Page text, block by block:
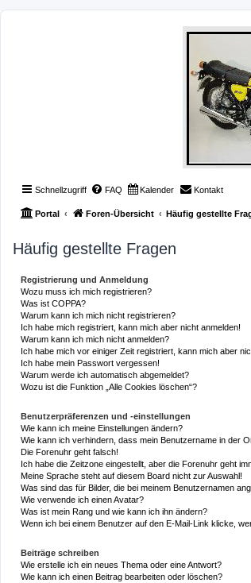
Schnellzugriff FAQ Kalender Kontakt
Portal Foren-Übersicht Häufig gestellte
Häufig gestellte Fragen
Registrierung und Anmeldung
Wozu muss ich mich registrieren?
Was ist COPPA?
Warum kann ich mich nicht registrieren?
Ich habe mich registriert, kann mich aber nicht anmelden!
Warum kann ich mich nicht anmelden?
Ich habe mich vor einiger Zeit registriert, kann mich aber
Ich habe mein Passwort vergessen!
Warum werde ich automatisch abgemeldet?
Wozu ist die Funktion „Alle Cookies löschen“?
Benutzerpräferenzen und -einstellungen
Wie kann ich meine Einstellungen ändern?
Wie kann ich verhindern, dass mein Benutzername in der
Die Forenuhr geht falsch!
Ich habe die Zeitzone eingestellt, aber die Forenuhr geht
Meine Sprache steht auf diesem Board nicht zur Auswahl!
Was sind das für Bilder, die bei meinem Benutzernamen
Wie verwende ich einen Avatar?
Was ist mein Rang und wie kann ich ihn ändern?
Wenn ich bei einem Benutzer auf den E-Mail-Link klicke,
Beiträge schreiben
Wie erstelle ich ein neues Thema oder eine Antwort?
Wie kann ich einen Beitrag bearbeiten oder löschen?